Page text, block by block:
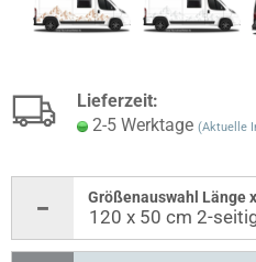
Lieferzeit:
2-5 Werktage (Aktuelle
Größenauswahl Länge